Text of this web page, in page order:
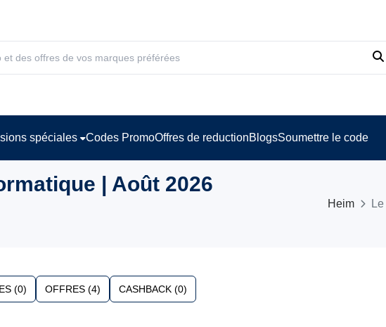
spéciales Codes PromoOffres de reductionBlogsSoumettre le code
| Août 2026
Heim
(0) OFFRES (4) CASHBACK (0)